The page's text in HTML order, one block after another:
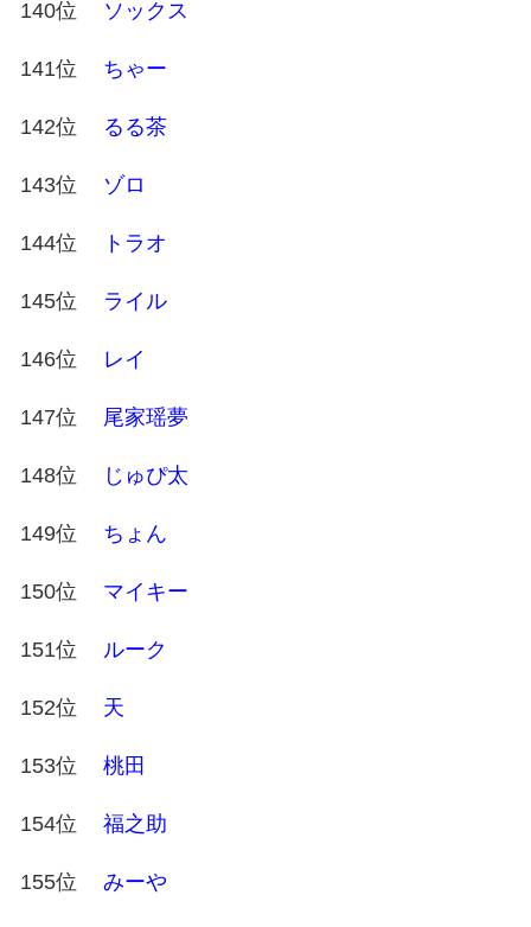
140位 ソックス
141位 ちゃー
142位 るる茶
143位 ゾロ
144位 トラオ
145位 ライル
146位 レイ
147位 尾家瑶夢
148位 じゅぴ太
149位 ちょん
150位 マイキー
151位 ルーク
152位 天
153位 桃田
154位 福之助
155位 みーや